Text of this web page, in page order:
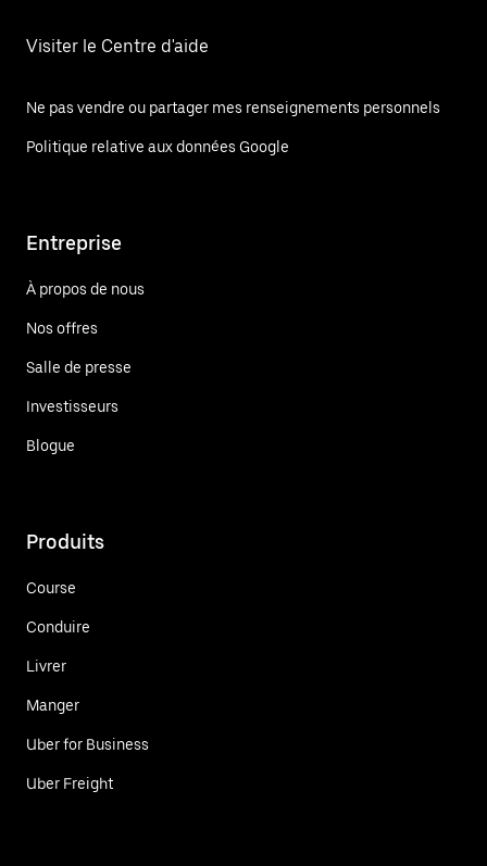
Visiter le Centre d'aide
Ne pas vendre ou partager mes renseignements personnels
Politique relative aux données Google
Entreprise
À propos de nous
Nos offres
Salle de presse
Investisseurs
Blogue
Produits
Course
Conduire
Livrer
Manger
Uber for Business
Uber Freight